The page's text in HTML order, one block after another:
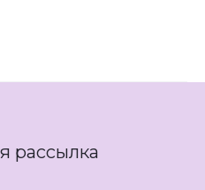
рассылка